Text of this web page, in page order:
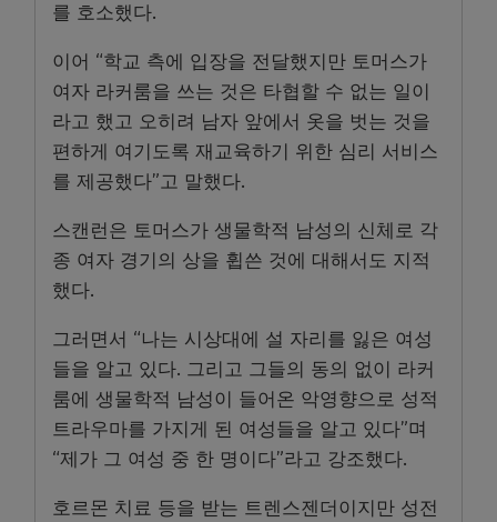
를 호소했다.
이어 “학교 측에 입장을 전달했지만 토머스가
여자 라커룸을 쓰는 것은 타협할 수 없는 일이
라고 했고 오히려 남자 앞에서 옷을 벗는 것을
편하게 여기도록 재교육하기 위한 심리 서비스
를 제공했다”고 말했다.
스캔런은 토머스가 생물학적 남성의 신체로 각
종 여자 경기의 상을 휩쓴 것에 대해서도 지적
했다.
그러면서 “나는 시상대에 설 자리를 잃은 여성
들을 알고 있다. 그리고 그들의 동의 없이 라커
룸에 생물학적 남성이 들어온 악영향으로 성적
트라우마를 가지게 된 여성들을 알고 있다”며
“제가 그 여성 중 한 명이다”라고 강조했다.
호르몬 치료 등을 받는 트렌스젠더이지만 성전